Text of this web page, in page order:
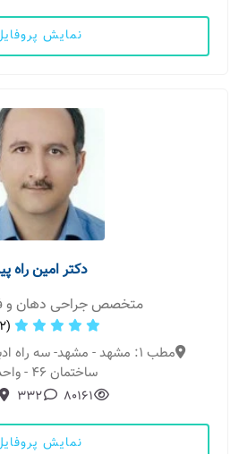
نمایش
دکتر امین راه
متخصص جراحی دهان و
(332)
ساختمان 46 - واحد 19
80161
332
نمایش